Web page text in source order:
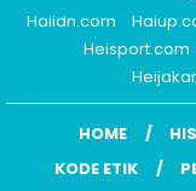
Haiidn.com
Heisport.com
HOME
KODE ETIK